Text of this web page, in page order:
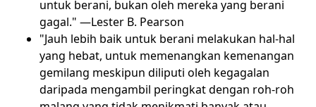
untuk berani, bukan oleh mereka yang berani
gagal." —Lester B. Pearson
"Jauh lebih baik untuk berani melakukan hal-hal
yang hebat, untuk memenangkan kemenangan
gemilang meskipun diliputi oleh kegagalan
daripada mengambil peringkat dengan roh-roh